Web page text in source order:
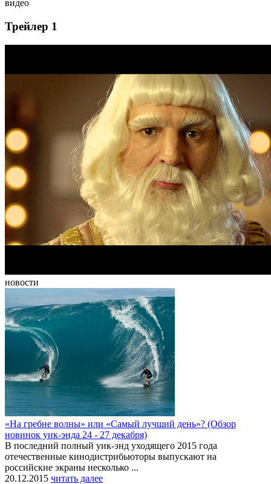
видео
Трейлер 1
новости
«На гребне волны» или «Самый лучший день»? (Обзор
новинок уик-энда 24 - 27 декабря)
В последний полный уик-энд уходящего 2015 года
отечественные кинодистрибьюторы выпускают на
российские экраны несколько ...
20.12.2015 читать далее